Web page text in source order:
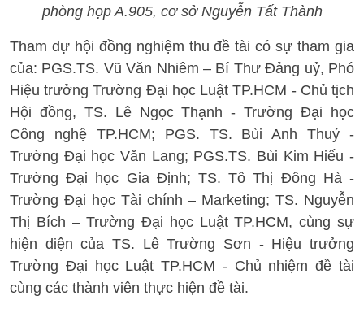
phòng họp A.905, cơ sở Nguyễn Tất Thành
Tham dự hội đồng nghiệm thu đề tài có sự tham gia
của: PGS.TS. Vũ Văn Nhiêm – Bí Thư Đảng uỷ, Phó
Hiệu trưởng Trường Đại học Luật TP.HCM - Chủ tịch
Hội đồng, TS. Lê Ngọc Thạnh - Trường Đại học
Công nghệ TP.HCM; PGS. TS. Bùi Anh Thuỷ -
Trường Đại học Văn Lang; PGS.TS. Bùi Kim Hiếu -
Trường Đại học Gia Định; TS. Tô Thị Đông Hà -
Trường Đại học Tài chính – Marketing; TS. Nguyễn
Thị Bích – Trường Đại học Luật TP.HCM, cùng sự
hiện diện của TS. Lê Trường Sơn - Hiệu trưởng
Trường Đại học Luật TP.HCM - Chủ nhiệm đề tài
cùng các thành viên thực hiện đề tài.